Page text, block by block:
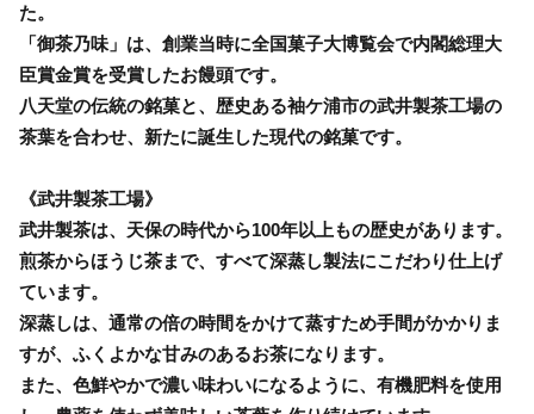
た。
「御茶乃味」は、創業当時に全国菓子大博覧会で内閣総理大
臣賞金賞を受賞したお饅頭です。
八天堂の伝統の銘菓と、歴史ある袖ケ浦市の武井製茶工場の
茶葉を合わせ、新たに誕生した現代の銘菓です。
《武井製茶工場》
武井製茶は、天保の時代から100年以上もの歴史があります。
煎茶からほうじ茶まで、すべて深蒸し製法にこだわり仕上げ
ています。
深蒸しは、通常の倍の時間をかけて蒸すため手間がかかりま
すが、ふくよかな甘みのあるお茶になります。
また、色鮮やかで濃い味わいになるように、有機肥料を使用